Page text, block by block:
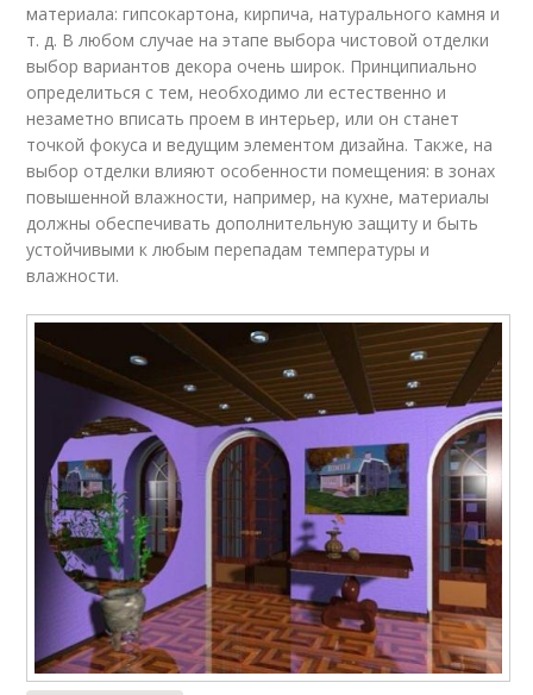
материала: гипсокартона, кирпича, натурального камня и
т. д. В любом случае на этапе выбора чистовой отделки
выбор вариантов декора очень широк. Принципиально
определиться с тем, необходимо ли естественно и
незаметно вписать проем в интерьер, или он станет
точкой фокуса и ведущим элементом дизайна. Также, на
выбор отделки влияют особенности помещения: в зонах
повышенной влажности, например, на кухне, материалы
должны обеспечивать дополнительную защиту и быть
устойчивыми к любым перепадам температуры и
влажности.